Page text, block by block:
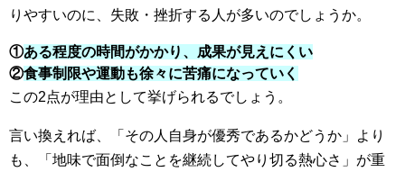
りやすいのに、失敗・挫折する人が多いのでしょうか。
①ある程度の時間がかかり、成果が見えにくい
②食事制限や運動も徐々に苦痛になっていく
この2点が理由として挙げられるでしょう。
言い換えれば、「その人自身が優秀であるかどうか」より
も、「地味で面倒なことを継続してやり切る熱心さ」が重